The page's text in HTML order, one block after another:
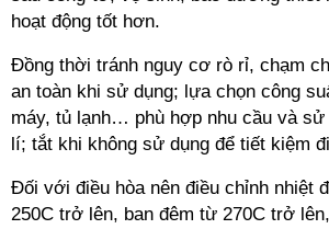
hoạt động tốt hơn.
Đồng thời tránh nguy cơ rò rỉ, chạm
an toàn khi sử dụng; lựa chọn công
máy, tủ lạnh… phù hợp nhu cầu và sử
lí; tắt khi không sử dụng để tiết kiệm
Đối với điều hòa nên điều chỉnh nhiệt
250C trở lên, ban đêm từ 270C trở